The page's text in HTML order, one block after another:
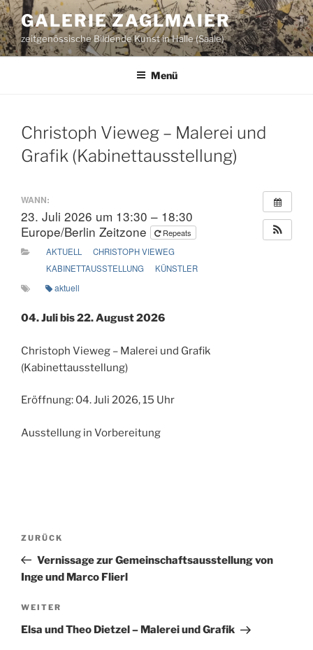
Zum
Inhalt
springen
GALERIE ZAGLMAIER
zeitgenössische Bildende Kunst in Halle (Saale)
Menü
Christoph Vieweg – Malerei und
Grafik (Kabinettausstellung)
WANN:
23. Juli 2026 um 13:30 – 18:30
Europe/Berlin Zeitzone
Repeats
AKTUELL
CHRISTOPH VIEWEG
KABINETTAUSSTELLUNG
KÜNSTLER
aktuell
04. Juli bis 22. August 2026
Christoph Vieweg – Malerei und Grafik
(Kabinettausstellung)
Eröffnung: 04. Juli 2026, 15 Uhr
Ausstellung in Vorbereitung
Beitragsnavigation
Vorheriger
Beitrag
ZURÜCK
Vernissage zur Gemeinschaftsausstellung von
Inge und Marco Flierl
Nächster
Beitrag
WEITER
Elsa und Theo Dietzel – Malerei und Grafik